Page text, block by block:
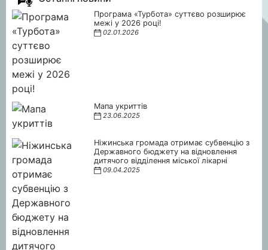
Програма «Турбота» суттєво розширює
межі у 2026 році!
02.01.2026
Мапа укриттів
23.06.2025
Ніжинська громада отримає субвенцію з
Державного бюджету на відновлення
дитячого відділення міської лікарні
09.04.2025